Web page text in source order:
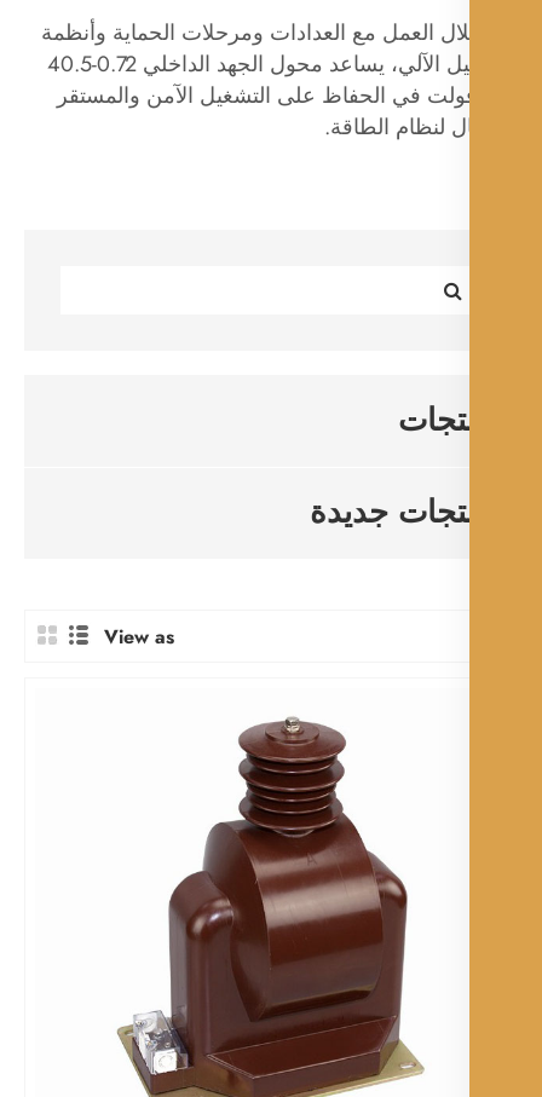
العمل مع العدادات ومرحلات الحماية وأنظمة
التشغيل الآلي، يساعد محول الجهد الداخلي 0.72-40.5
في الحفاظ على التشغيل الآمن والمستقر
لنظام الطاقة.
جديدة